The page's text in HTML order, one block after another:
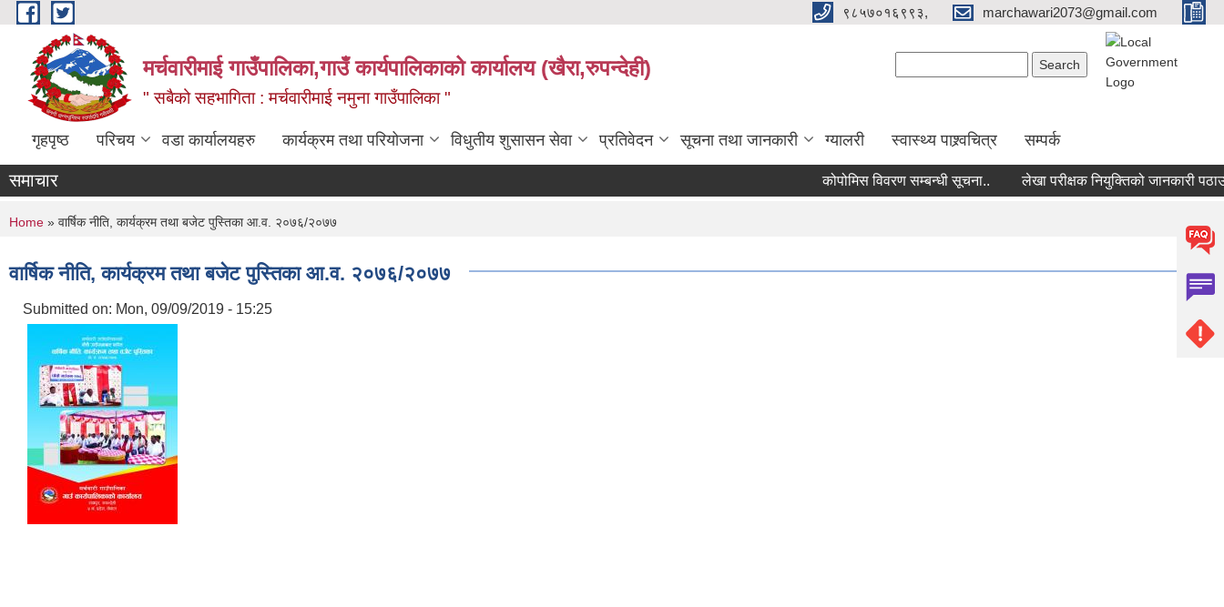
Skip to main content ९८५७०१६९९३, marchawari2073@gmail.com
मर्चवारीमाई गाउँपालिका,गाउँ कार्यपालिकाको कार्यालय (खैरा,रुपन्देही)
" सबैको सहभागिता : मर्चवारीमाई नमुना गाउँपालिका "
गृहपृष्ठ परिचय वडा कार्यालयहरु कार्यक्रम तथा परियोजना विधुतीय शुसासन सेवा प्रतिवेदन सूचना तथा जानकारी ग्यालरी स्वास्थ्य पाश्र्वचित्र सम्पर्क
समाचार कोपोमिस विवरण सम्बन्धी सूचना.. लेखा परीक्षक नियुक्तिको जानकारी पठाउने
You are here
Home » वार्षिक नीति, कार्यक्रम तथा बजेट पुस्तिका आ.व. २०७६/२०७७
वार्षिक नीति, कार्यक्रम तथा बजेट पुस्तिका आ.व. २०७६/२०७७
Submitted on: Mon, 09/09/2019 - 15:25